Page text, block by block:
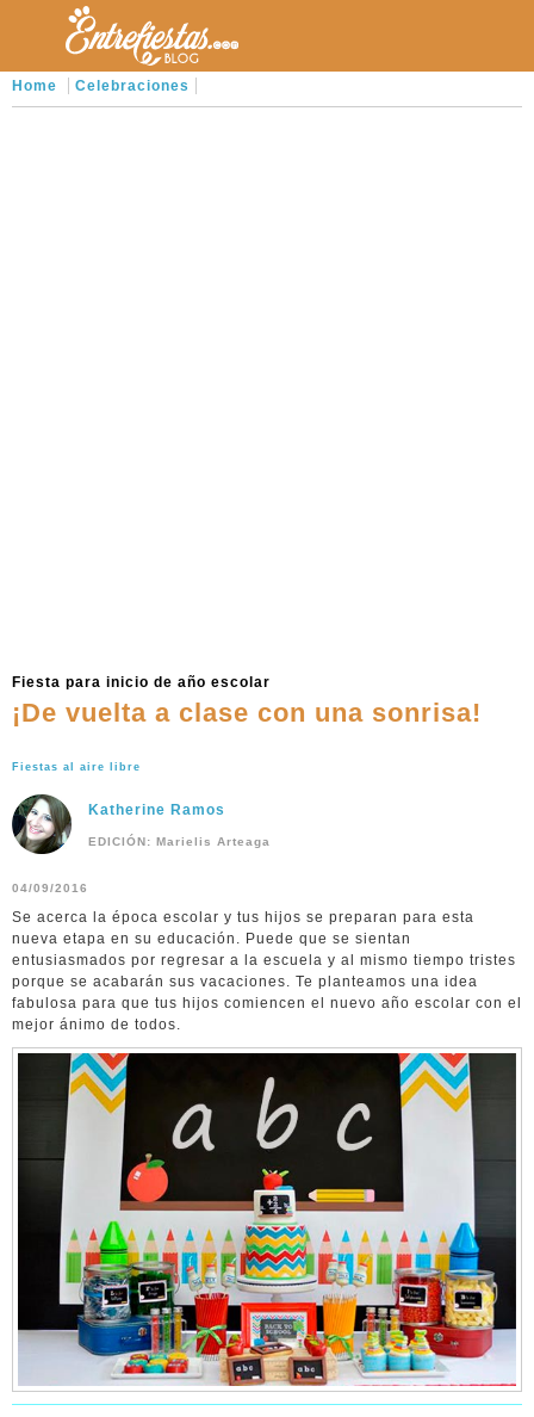
Home Celebraciones
Fiesta para inicio de año escolar
¡De vuelta a clase con una sonrisa!
Fiestas al aire libre
Katherine Ramos
EDICIÓN: Marielis Arteaga
04/09/2016
Se acerca la época escolar y tus hijos se preparan para esta
nueva etapa en su educación. Puede que se sientan
entusiasmados por regresar a la escuela y al mismo tiempo tristes
porque se acabarán sus vacaciones. Te planteamos una idea
fabulosa para que tus hijos comiencen el nuevo año escolar con el
mejor ánimo de todos.